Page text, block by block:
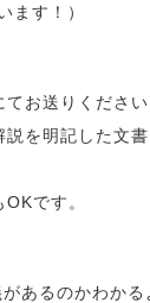
す！）
お送りくださ
を明記した文
です。
あるのかわかる